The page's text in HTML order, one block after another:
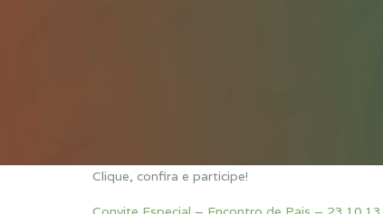
Clique, confira e participe!